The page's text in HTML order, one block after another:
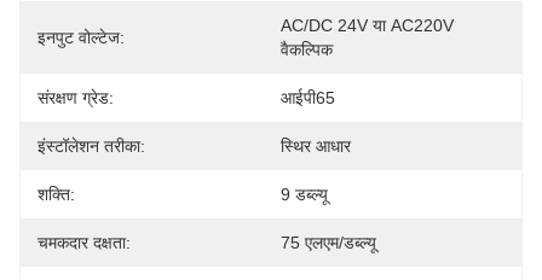
इनपुट वोल्टेज:
AC/DC 24V या AC220V
वैकल्पिक
संरक्षण ग्रेड: आईपी65
इंस्टॉलेशन तरीका: स्थिर आधार
शक्ति: 9 डब्ल्यू
चमकदार दक्षता: 75 एलएम/डब्ल्यू